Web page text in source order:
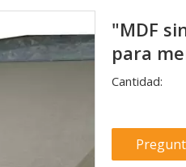
"MDF
para
Cantidad: